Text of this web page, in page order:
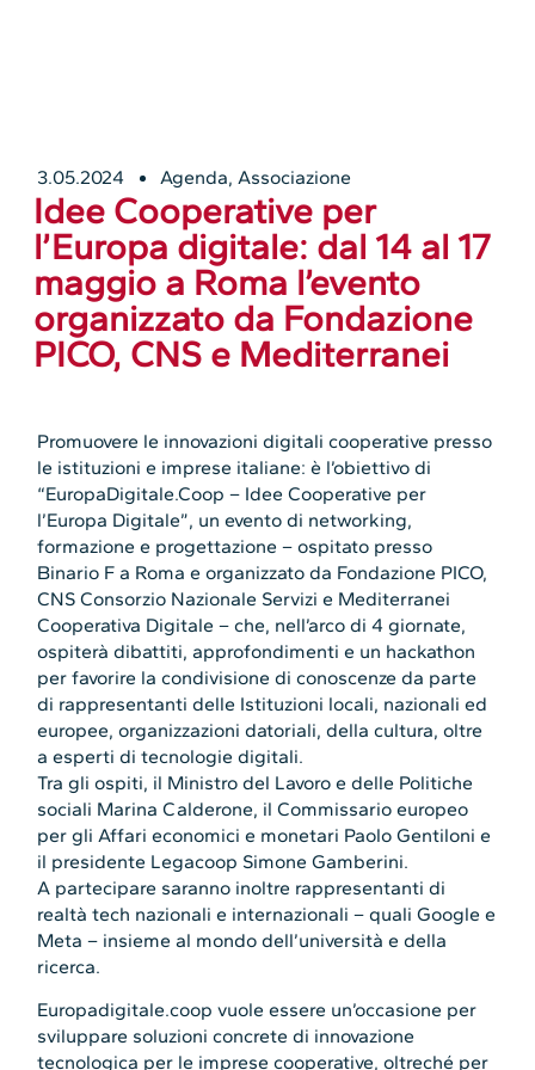
3.05.2024 Agenda,Associazione
Idee Cooperative per
l’Europa digitale: dal 14 al 17
maggio a Roma l’evento
organizzato da Fondazione
PICO, CNS e Mediterranei
Promuovere le innovazioni digitali cooperative presso
le istituzioni e imprese italiane: è l’obiettivo di
“EuropaDigitale.Coop – Idee Cooperative per
l’Europa Digitale”, un evento di networking,
formazione e progettazione – ospitato presso
Binario F a Roma e organizzato da Fondazione PICO,
CNS Consorzio Nazionale Servizi e Mediterranei
Cooperativa Digitale – che, nell’arco di 4 giornate,
ospiterà dibattiti, approfondimenti e un hackathon
per favorire la condivisione di conoscenze da parte
di rappresentanti delle Istituzioni locali, nazionali ed
europee, organizzazioni datoriali, della cultura, oltre
a esperti di tecnologie digitali.
Tra gli ospiti, il Ministro del Lavoro e delle Politiche
sociali Marina Calderone, il Commissario europeo
per gli Affari economici e monetari Paolo Gentiloni e
il presidente Legacoop Simone Gamberini.
A partecipare saranno inoltre rappresentanti di
realtà tech nazionali e internazionali – quali Google e
Meta – insieme al mondo dell’università e della
ricerca.
Europadigitale.coop vuole essere un’occasione per
sviluppare soluzioni concrete di innovazione
tecnologica per le imprese cooperative, oltreché per